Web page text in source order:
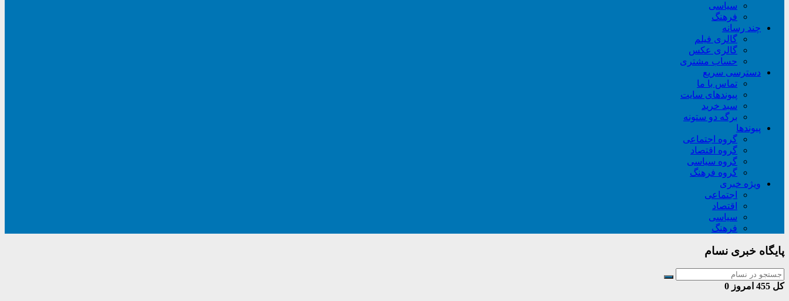
سیاسی
فرهنگ
چند رسانه
گالری فیلم
گالری عکس
حساب مشتری
دسترسی سریع
تماس با ما
پیوندهای سایت
سبد خريد
برگه دو ستونه
پیوندها
گروه اجتماعی
گروه اقتصاد
گروه سیاسی
گروه فرهنگ
ویژه خبری
اجتماعی
اقتصاد
سیاسی
فرهنگ
پایگاه خبری نسام
کل امروز 0